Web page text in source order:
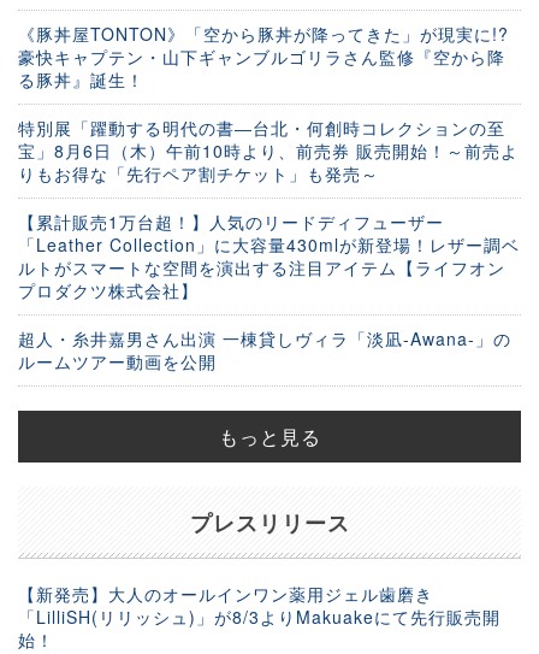
《豚丼屋TONTON》「空から豚丼が降ってきた」が現実に!?
豪快キャプテン・山下ギャンブルゴリラさん監修『空から降
る豚丼』誕生！
特別展「躍動する明代の書―台北・何創時コレクションの至
宝」8月6日（木）午前10時より、前売券 販売開始！～前売よ
りもお得な「先行ペア割チケット」も発売～
【累計販売1万台超！】人気のリードディフューザー
「Leather Collection」に大容量430mlが新登場！レザー調ベ
ルトがスマートな空間を演出する注目アイテム【ライフオン
プロダクツ株式会社】
超人・糸井嘉男さん出演 一棟貸しヴィラ「淡凪-Awana-」の
ルームツアー動画を公開
もっと見る
プレスリリース
【新発売】大人のオールインワン薬用ジェル歯磨き
「LilliSH(リリッシュ)」が8/3よりMakuakeにて先行販売開
始！